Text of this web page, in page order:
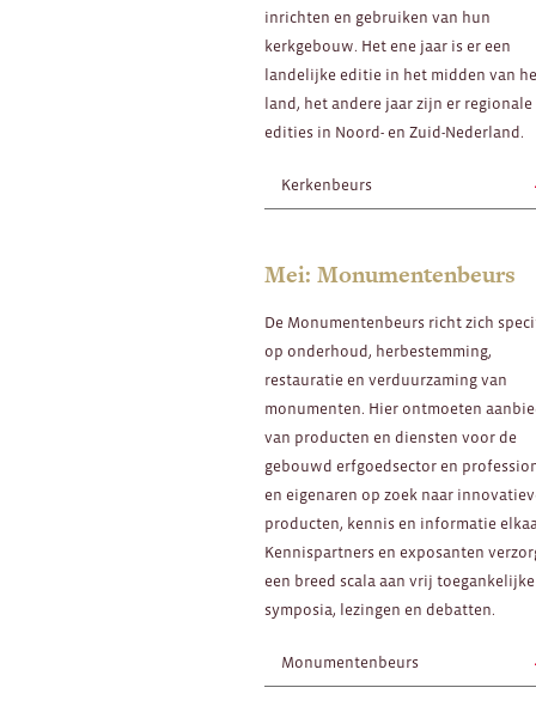
inrichten en gebruiken van hun
kerkgebouw. Het ene jaar is er een
landelijke editie in het midden van
land, het andere jaar zijn er regionale
edities in Noord- en Zuid-Nederland.
Kerkenbeurs
Mei: Monumentenbeurs
De Monumentenbeurs richt zich
op onderhoud, herbestemming,
restauratie en verduurzaming van
monumenten. Hier ontmoeten
van producten en diensten voor de
gebouwd erfgoedsector en
en eigenaren op zoek naar
producten, kennis en informatie
Kennispartners en exposanten
een breed scala aan vrij toegankelijke
symposia, lezingen en debatten.
Monumentenbeurs